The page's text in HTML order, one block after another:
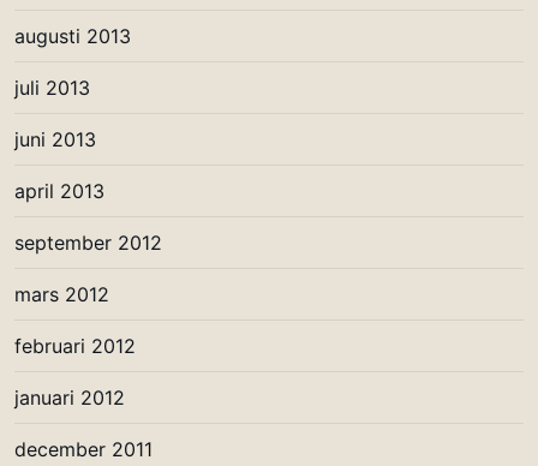
augusti 2013
juli 2013
juni 2013
april 2013
september 2012
mars 2012
februari 2012
januari 2012
december 2011